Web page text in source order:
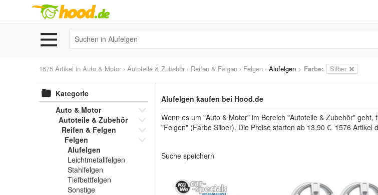
1675 Artikel in Auto & Motor › Autoteile & Zubehör › Reifen & Felgen › Felgen › Alufelgen > Farbe: Silber
Kategorie
Auto & Motor
Autoteile & Zubehör
Reifen & Felgen
Felgen
Alufelgen
Leichtmetallfelgen
Stahlfelgen
Tiefbettfelgen
Sonstige
Alufelgen kaufen bei Hood.de
Wenn es um "Auto & Motor" im Bereich "Autoteile & Zubehör"
"Felgen" (Farbe Silber). Die Preise starten ab 13,90 €. 1576
Suche speichern